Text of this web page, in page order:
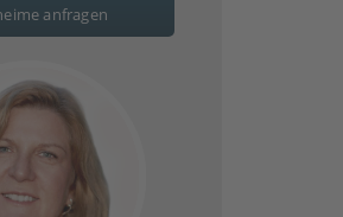
anfragen